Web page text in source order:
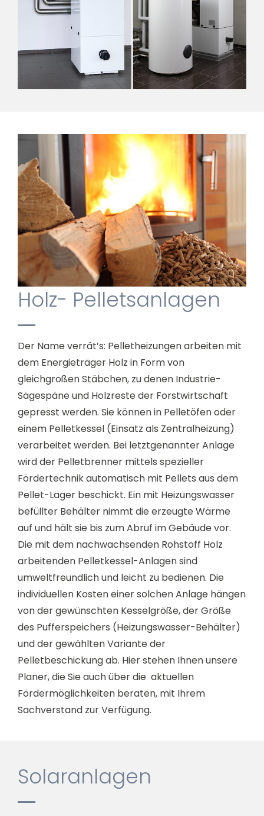
Holz- Pelletsanlagen
Der Name verrät’s: Pelletheizungen arbeiten mit
dem Energieträger Holz in Form von
gleichgroßen Stäbchen, zu denen Industrie-
Sägespäne und Holzreste der Forstwirtschaft
gepresst werden. Sie können in Pelletöfen oder
einem Pelletkessel (Einsatz als Zentralheizung)
verarbeitet werden. Bei letztgenannter Anlage
wird der Pelletbrenner mittels spezieller
Fördertechnik automatisch mit Pellets aus dem
Pellet-Lager beschickt. Ein mit Heizungswasser
befüllter Behälter nimmt die erzeugte Wärme
auf und hält sie bis zum Abruf im Gebäude vor.
Die mit dem nachwachsenden Rohstoff Holz
arbeitenden Pelletkessel-Anlagen sind
umweltfreundlich und leicht zu bedienen. Die
individuellen Kosten einer solchen Anlage hängen
von der gewünschten Kesselgröße, der Größe
des Pufferspeichers (Heizungswasser-Behälter)
und der gewählten Variante der
Pelletbeschickung ab. Hier stehen Ihnen unsere
Planer, die Sie auch über die aktuellen
Fördermöglichkeiten beraten, mit Ihrem
Sachverstand zur Verfügung.
Solaranlagen